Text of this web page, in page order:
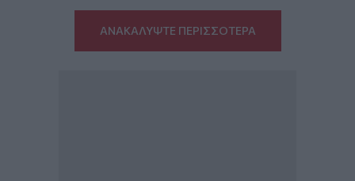
ΑΝΑΚΑΛΥΨΤΕ ΠΕΡΙΣΣΟΤΕΡΑ